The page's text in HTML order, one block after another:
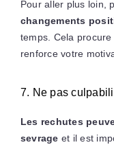
Pour aller plus loin,
changements
temps. Cela
renforce votre
7. Ne pas
Les rechutes
sevrage et il est